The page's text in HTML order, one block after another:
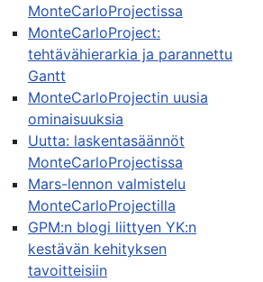
MonteCarloProjectissa
MonteCarloProject:
tehtävähierarkia ja parannettu
Gantt
MonteCarloProjectin uusia
ominaisuuksia
Uutta: laskentasäännöt
MonteCarloProjectissa
Mars-lennon valmistelu
MonteCarloProjectilla
GPM:n blogi liittyen YK:n
kestävän kehityksen
tavoitteisiin